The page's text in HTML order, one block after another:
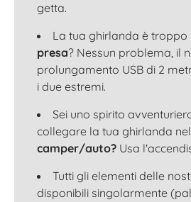
getta.
La tua ghirlanda è troppo
presa? Nessun problema, il
prolungamento USB di 2
i due estremi.
Sei uno spirito
collegare la tua ghirlanda
camper/auto? Usa
Tutti gli elementi delle
disponibili singolarmente